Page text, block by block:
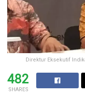
Direktur Eksekutif
482
SHARES